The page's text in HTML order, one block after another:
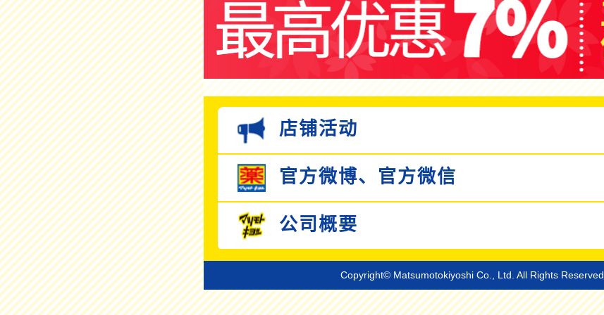
店铺活动
官方微博、 官方微信
公司概要
Copyright© Matsumotokiyoshi Co., Ltd. All Rights Reserved.